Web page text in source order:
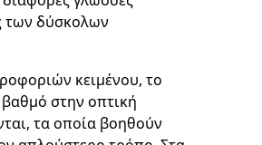
των δύσκολων
κειμένου, το
στην οπτική
τα οποία βοηθούν